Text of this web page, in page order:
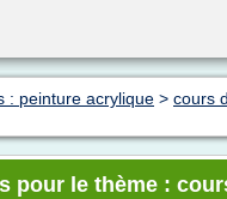
: peinture acrylique > cours
pour le thème :